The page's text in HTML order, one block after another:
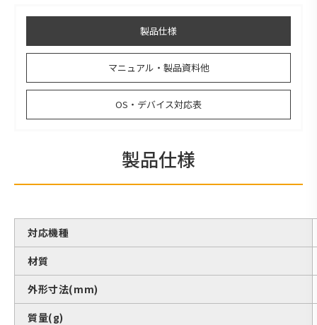
製品仕様
マニュアル・製品資料他
OS・デバイス対応表
製品仕様
対応機種
材質
外形寸法(mm)
質量(g)